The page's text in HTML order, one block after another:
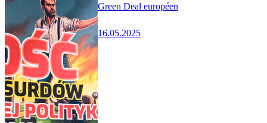
Green Deal européen
16.05.2025